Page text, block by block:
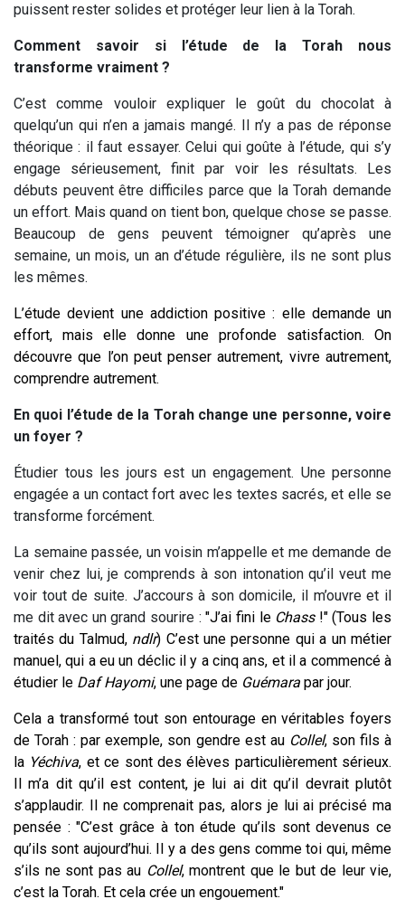
puissent rester solides et protéger leur lien à la Torah.
Comment savoir si l’étude de la Torah nous
transforme vraiment ?
C’est comme vouloir expliquer le goût du chocolat à
quelqu’un qui n’en a jamais mangé. Il n’y a pas de réponse
théorique : il faut essayer. Celui qui goûte à l’étude, qui s’y
engage sérieusement, finit par voir les résultats. Les
débuts peuvent être difficiles parce que la Torah demande
un effort. Mais quand on tient bon, quelque chose se passe.
Beaucoup de gens peuvent témoigner qu’après une
semaine, un mois, un an d’étude régulière, ils ne sont plus
les mêmes.
L’étude devient une addiction positive : elle demande un
effort, mais elle donne une profonde satisfaction. On
découvre que l’on peut penser autrement, vivre autrement,
comprendre autrement.
En quoi l’étude de la Torah change une personne, voire
un foyer ?
Étudier tous les jours est un engagement. Une personne
engagée a un contact fort avec les textes sacrés, et elle se
transforme forcément.
La semaine passée, un voisin m’appelle et me demande de
venir chez lui, je comprends à son intonation qu’il veut me
voir tout de suite. J’accours à son domicile, il m’ouvre et il
me dit avec un grand sourire :"J’ai fini le Chass !" (Tous les
traités du Talmud, ndlr) C’est une personne qui a un métier
manuel, qui a eu un déclic il y a cinq ans, et il a commencé à
étudier le Daf Hayomi, une page de Guémara par jour.
Cela a transformé tout son entourage en véritables foyers
de Torah : par exemple, son gendre est au Collel, son fils à
la Yéchiva, et ce sont des élèves particulièrement sérieux.
Il m’a dit qu’il est content, je lui ai dit qu’il devrait plutôt
s’applaudir. Il ne comprenait pas, alors je lui ai précisé ma
pensée : "C’est grâce à ton étude qu’ils sont devenus ce
qu’ils sont aujourd’hui. Il y a des gens comme toi qui, même
s’ils ne sont pas au Collel, montrent que le but de leur vie,
c’est la Torah. Et cela crée un engouement."